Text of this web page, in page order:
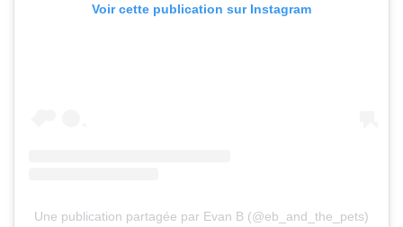
Voir cette publication sur Instagram
Une publication partagée par Evan B (@eb_and_the_pets)